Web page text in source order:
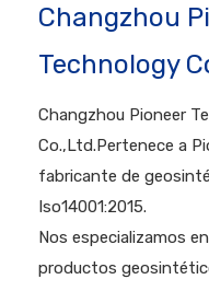
Changzhou
Technology
Changzhou Pioneer
Co.,Ltd.Pertenece a
fabricante de
Iso14001:2015.
Nos especializamos
productos